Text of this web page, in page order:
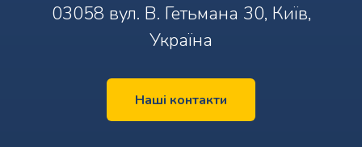
03058 вул. В. Гетьмана 30, Київ,
Україна
Наші контакти